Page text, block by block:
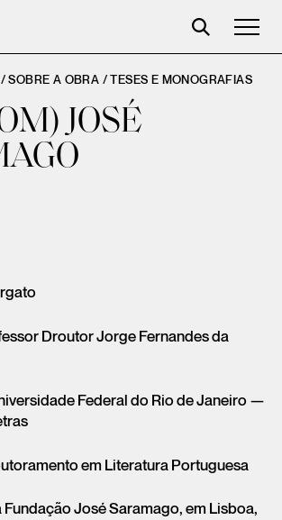
SOBRE A OBRA /TESES E MONOGRAFIAS
JOSÉ
Droutor Jorge Fernandes da
Federal do Rio de Janeiro —
em Literatura Portuguesa
Fundação José Saramago, em Lisboa,